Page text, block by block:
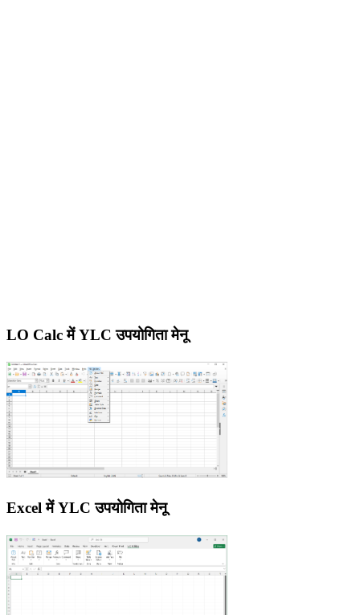
LO Calc में YLC उपयोगिता मेनू
Excel में YLC उपयोगिता मेनू